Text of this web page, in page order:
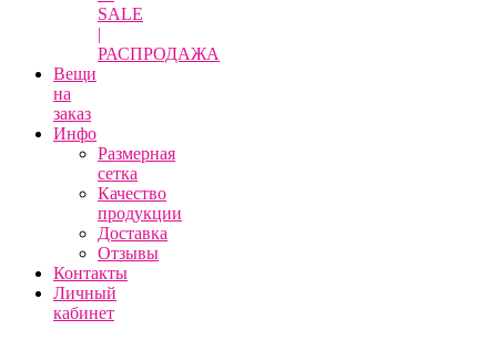
SALE
|
РАСПРОДАЖА
Вещи
на
заказ
Инфо
Размерная
сетка
Качество
продукции
Доставка
Отзывы
Контакты
Личный
кабинет